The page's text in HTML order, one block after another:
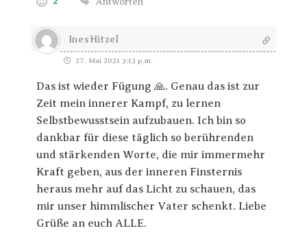
InesHitzel
27. Mai 2021 3:13 p.m.
Das ist wieder Fügung 🙏. Genau das ist zur
Zeit mein innerer Kampf, zu lernen
Selbstbewusstsein aufzubauen. Ich bin so
dankbar für diese täglich so berührenden
und stärkenden Worte, die mir immermehr
Kraft geben, aus der inneren Finsternis
heraus mehr auf das Licht zu schauen, das
mir unser himmlischer Vater schenkt. Liebe
Grüße an euch ALLE.